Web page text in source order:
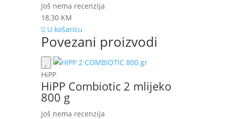
Još nema recenzija
18,30 KM
U košaricu
Povezani proizvodi
HiPP
HiPP Combiotic 2 mlijeko
800 g
Još nema recenzija